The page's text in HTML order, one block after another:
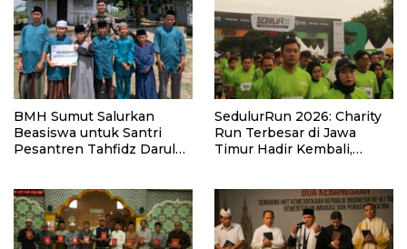
BMH Sumut Salurkan
Beasiswa untuk Santri
Pesantren Tahfidz Darul
SedulurRun 2026: Charity
Run Terbesar di Jawa
Timur Hadir Kembali,
Santri dan Guru Honorer